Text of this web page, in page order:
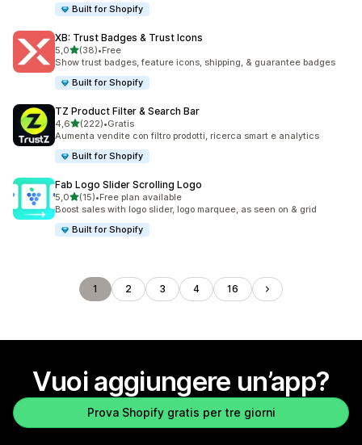
Built for Shopify
XB: Trust Badges & Trust Icons
5,0stelle su 5
(38)
38 recensioni totali
•Free
Show trust badges, feature icons, shipping, & guarantee badges
Built for Shopify
TZ Product Filter & Search Bar
4,6stelle su 5
(222)
222 recensioni totali
•Gratis
Aumenta vendite con filtro prodotti, ricerca smart e analytics
Built for Shopify
Fab Logo Slider Scrolling Logo
5,0stelle su 5
(15)
15 recensioni totali
•Free plan available
Boost sales with logo slider, logo marquee, as seen on & grid
Built for Shopify
1 2 3 4 16
Vuoi aggiungere un’app?
Prova Shopify gratis per tre giorni